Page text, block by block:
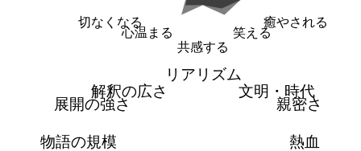
癒やされる
笑える
共感する
心温まる
切なくなる
リアリズム
文明・時代
親密さ
熱血
物語の規模
展開の強さ
解釈の広さ